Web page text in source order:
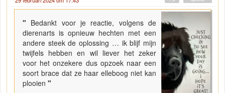
" Bedankt voor je reactie, volgens de
dierenarts is opnieuw hechten met een
andere steek de oplossing … ik blijf mijn
twijfels hebben en wil liever het zeker
voor het onzekere dus opzoek naar een
soort brace dat ze haar elleboog niet kan
plooien "